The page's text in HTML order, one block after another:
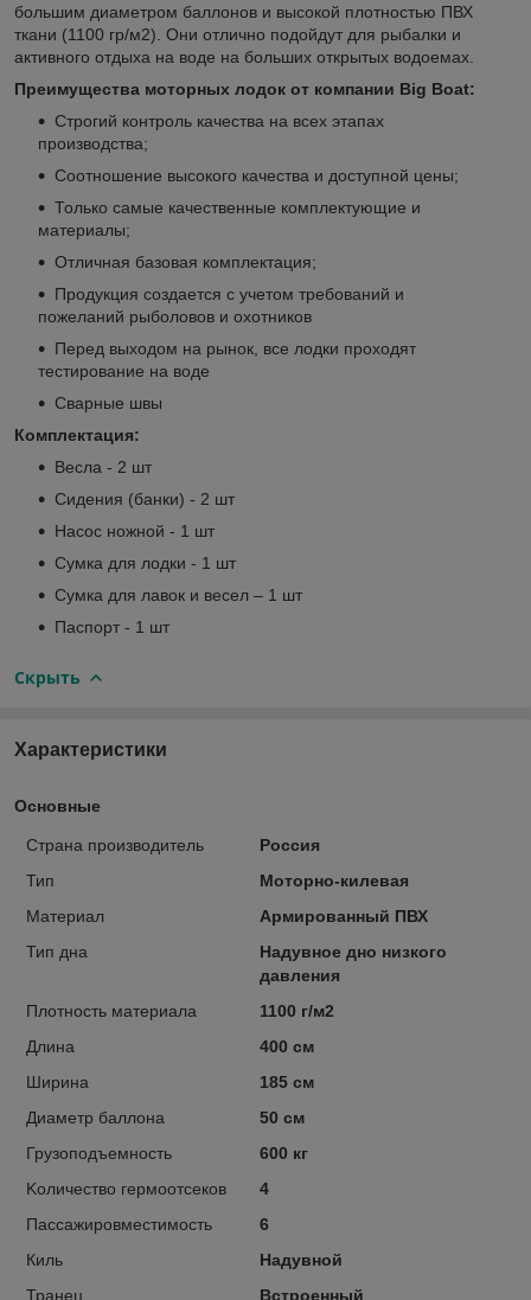
большим диаметром баллонов и высокой плотностью ПВХ
ткани (1100 гр/м2). Они отлично подойдут для рыбалки и
активного отдыха на воде на больших открытых водоемах.
Преимущества моторных лодок от компании Big Boat:
Строгий контроль качества на всех этапах
производства;
Соотношение высокого качества и доступной цены;
Только самые качественные комплектующие и
материалы;
Отличная базовая комплектация;
Продукция создается с учетом требований и
пожеланий рыболовов и охотников
Перед выходом на рынок, все лодки проходят
тестирование на воде
Сварные швы
Комплектация:
Весла - 2 шт
Сидения (банки) - 2 шт
Насос ножной - 1 шт
Сумка для лодки - 1 шт
Сумка для лавок и весел – 1 шт
Паспорт - 1 шт
Скрыть
Характеристики
Основные
Страна производитель
Россия
Тип
Моторно-килевая
Материал
Армированный ПВХ
Тип дна
Надувное дно низкого
давления
Плотность материала
1100 г/м2
Длина
400 см
Ширина
185 см
Диаметр баллона
50 см
Грузоподъемность
600 кг
Kоличество гермоотсеков
4
Пассажировместимость
6
Киль
Надувной
Транец
Встроенный